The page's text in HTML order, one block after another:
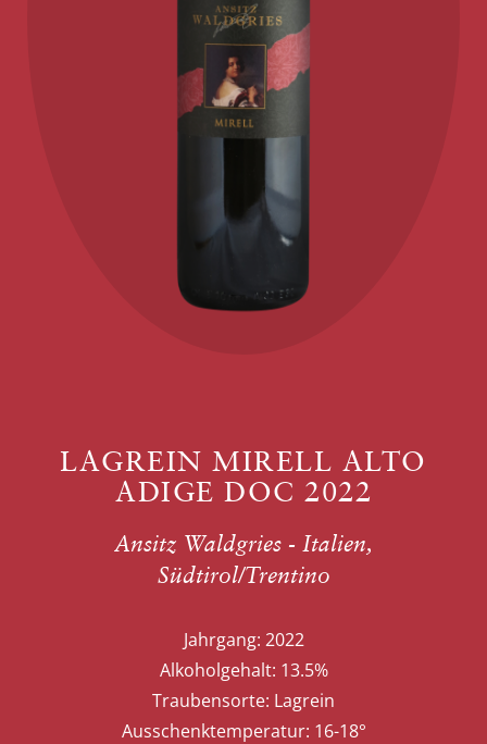
LAGREIN MIRELL ALTO
ADIGE DOC 2022
Ansitz Waldgries - Italien,
Südtirol/Trentino
Jahrgang: 2022
Alkoholgehalt: 13.5%
Traubensorte: Lagrein
Ausschenktemperatur: 16-18°